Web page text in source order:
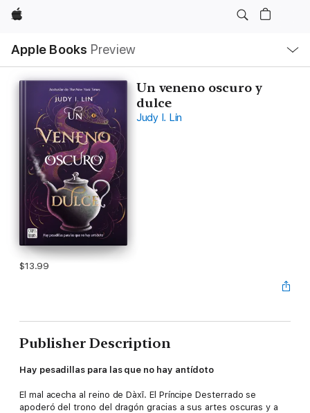
Apple
Apple Books Preview
Nav
Open
Menu
Un veneno oscuro y
dulce
Judy I. Lin
$13.99
Publisher Description
Hay pesadillas para las que no hay antídoto
El mal acecha al reino de Dàxī. El Príncipe Desterrado se
apoderó del trono del dragón gracias a sus artes oscuras y a